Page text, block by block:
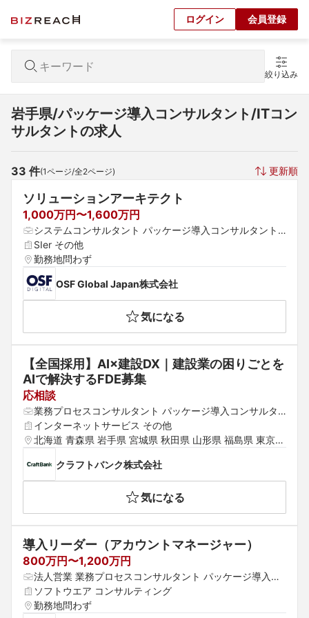
ログイン 会員登録
絞り込み
岩手県/パッケージ導入コンサルタント/ITコン
サルタントの求人
33 件(1ページ/全2ページ) 更新順
ソリューションアーキテクト
1,000万円〜1,600万円
システムコンサルタント パッケージ導入コンサルタント
プロジェクトマネージャー（Web・オープン系）
SIer その他
勤務地問わず
OSF Global Japan株式会社
気になる
【全国採用】AI×建設DX｜建設業の困りごとを
AIで解決するFDE募集
応相談
業務プロセスコンサルタント パッケージ導入コンサルタ
ント
インターネットサービス その他
北海道 青森県 岩手県 宮城県 秋田県 山形県 福島県 東京都
県 岐阜県 三重県 山梨県 新潟県 富山県 石川県 福井県 長
野県 大阪府 京都府 兵庫県 滋賀県 奈良県 和歌山県 鳥取県
島根県 岡山県 広島県 山口県 徳島県 香川県 愛媛県 高知県
福岡県 佐賀県 長崎県 熊本県 大分県 宮崎県 鹿児島県
クラフトバンク株式会社
気になる
導入リーダー（アカウントマネージャー）
800万円〜1,200万円
法人営業 業務プロセスコンサルタント パッケージ導入コ
ンサルタント
ソフトウエア コンサルティング
勤務地問わず